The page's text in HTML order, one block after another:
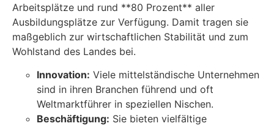
Arbeitsplätze und rund **80 Prozent** aller
Ausbildungsplätze zur Verfügung. Damit tragen sie
maßgeblich zur wirtschaftlichen Stabilität und zum
Wohlstand des Landes bei.
Innovation: Viele mittelständische Unternehmen
sind in ihren Branchen führend und oft
Weltmarktführer in speziellen Nischen.
Beschäftigung: Sie bieten vielfältige